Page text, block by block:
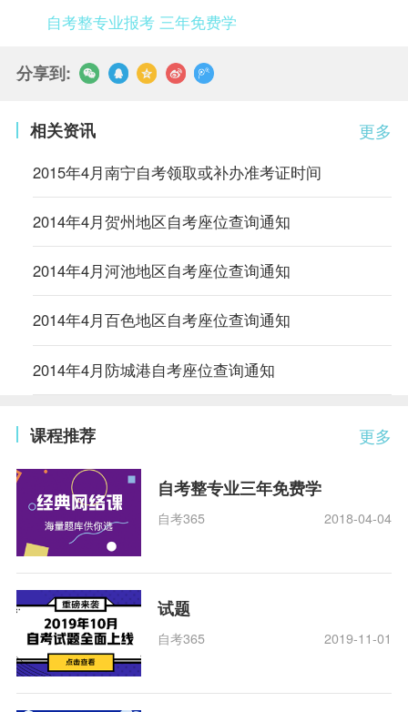
自考整专业报考 三年免费学
分享到:
更多
相关资讯
2015年4月南宁自考领取或补办准考证时间
2014年4月贺州地区自考座位查询通知
2014年4月河池地区自考座位查询通知
2014年4月百色地区自考座位查询通知
2014年4月防城港自考座位查询通知
更多
课程推荐
自考整专业三年免费学
自考365 2018-04-04
试题
自考365 2019-11-01